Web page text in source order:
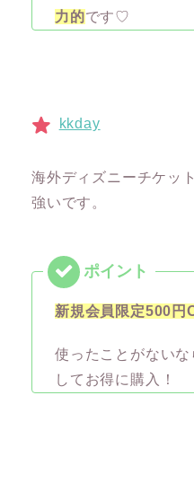
力的です♡
kkday
海外ディズニーチケッ
強いです。
新規会員限定500円
使ったことがない
してお得に購入！